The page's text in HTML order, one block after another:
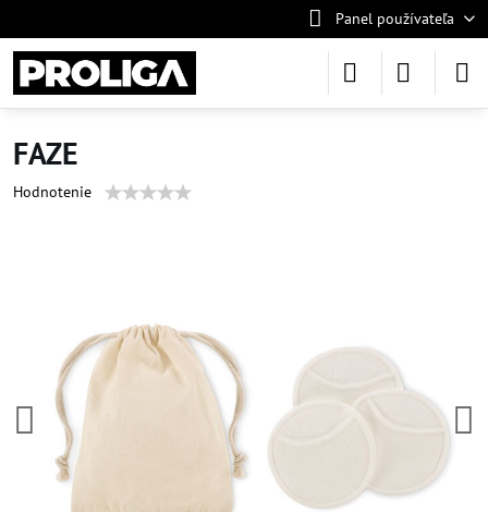
Panel používateľa
FAZE
Hodnotenie